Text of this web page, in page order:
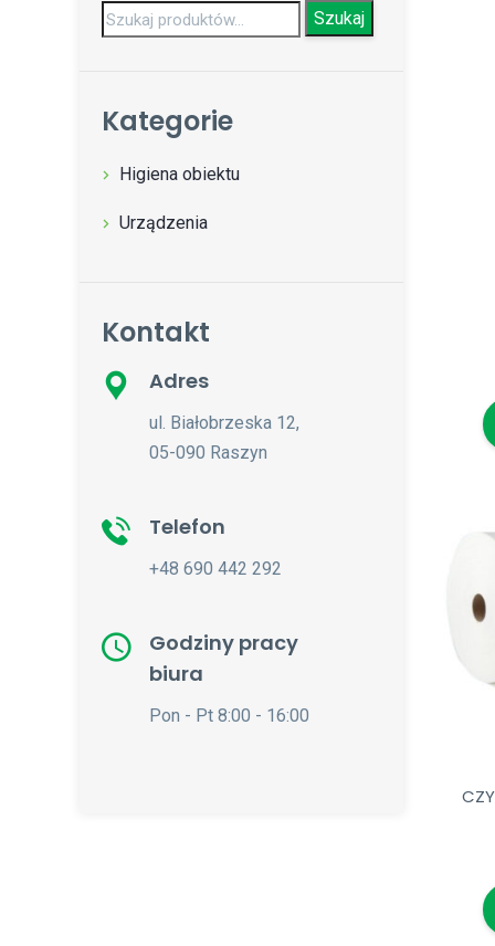
Szukaj: Szukaj
Kategorie
Higiena obiektu
Urządzenia
Kontakt
Adres
ul. Białobrzeska 12,
05-090 Raszyn
Telefon
+48 690 442 292
Godziny pracy
biura
Pon - Pt 8:00 - 16:00